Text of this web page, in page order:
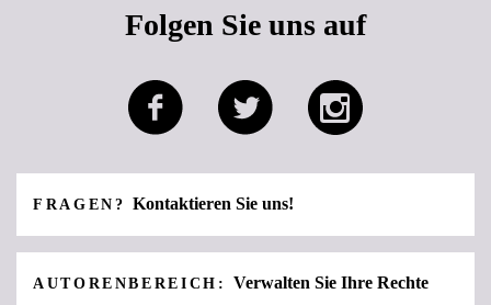
Folgen Sie uns auf
FRAGEN?Kontaktieren Sie uns!
AUTORENBEREICH: Verwalten Sie Ihre Rechte